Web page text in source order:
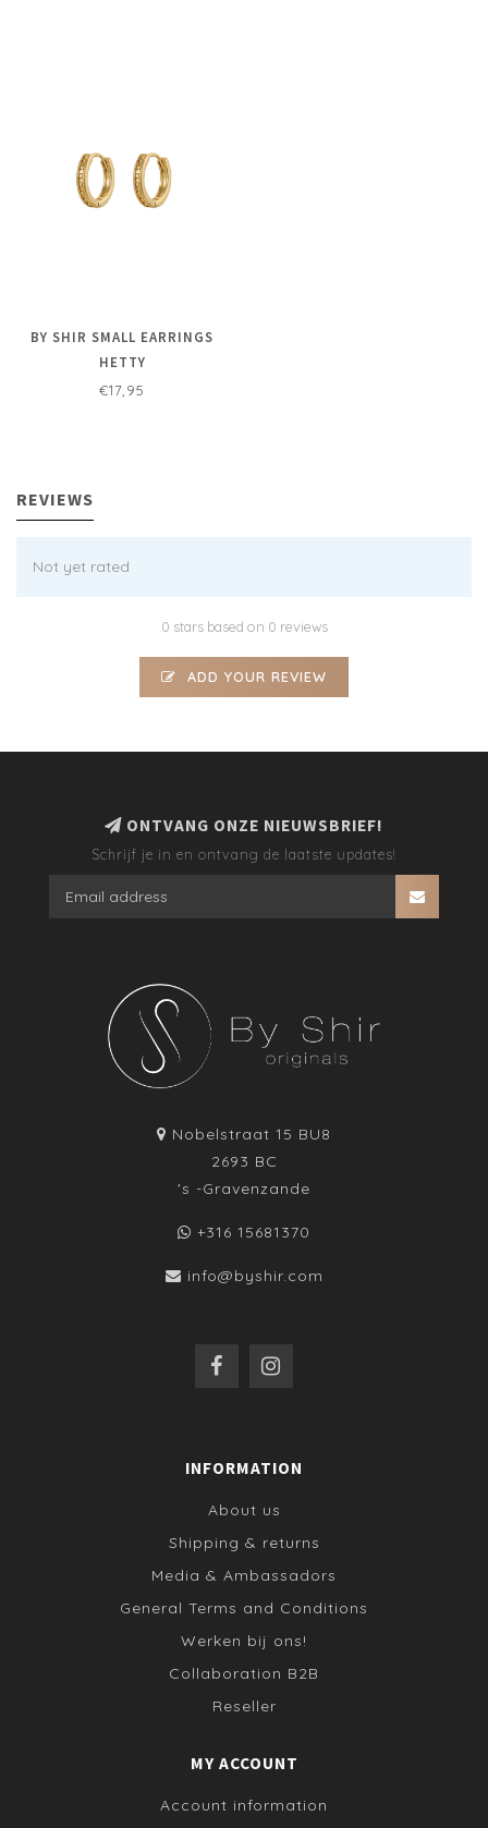
BY SHIR SMALL EARRINGS
HETTY
€17,95
REVIEWS
Not yet rated
0 stars based on 0 reviews
ADD YOUR REVIEW
ONTVANG ONZE NIEUWSBRIEF!
Schrijf je in en ontvang de laatste updates!
Nobelstraat 15 BU8
2693 BC
's -Gravenzande
+316 15681370
info@byshir.com
INFORMATION
About us
Shipping & returns
Media & Ambassadors
General Terms and Conditions
Werken bij ons!
Collaboration B2B
Reseller
MY ACCOUNT
Account information